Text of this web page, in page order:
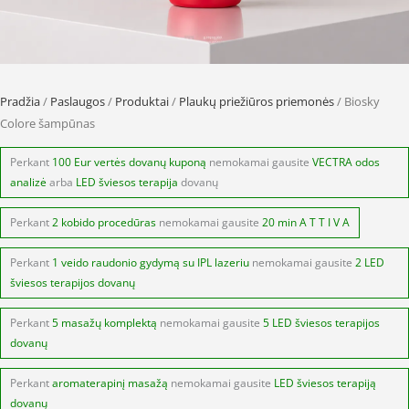
Pradžia/ Paslaugos/ Produktai/ Plaukų priežiūros priemonės/ Biosky
Colore šampūnas
Perkant 100 Eur vertės dovanų kuponą nemokamai gausite VECTRA odos
analizė arba LED šviesos terapija dovanų
Perkant2 kobido procedūras nemokamai gausite 20 min A T T I V A
Perkant 1 veido raudonio gydymą su IPL lazeriu nemokamai gausite 2 LED
šviesos terapijos dovanų
Perkant5 masažų komplektą nemokamai gausite 5 LED šviesos terapijos
dovanų
Perkantaromaterapinį masažą nemokamai gausite LED šviesos terapiją
dovanų